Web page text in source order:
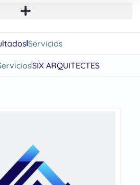
Servicios
SIX ARQUITECTES